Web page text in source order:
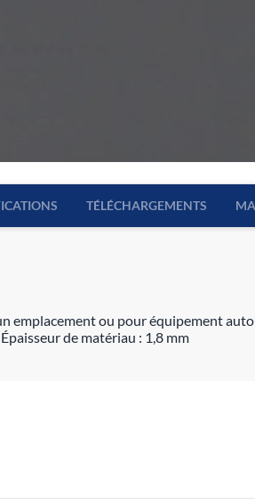
TÉLÉCHARGEMENTS
emplacement ou pour équipement
de matériau : 1,8 mm